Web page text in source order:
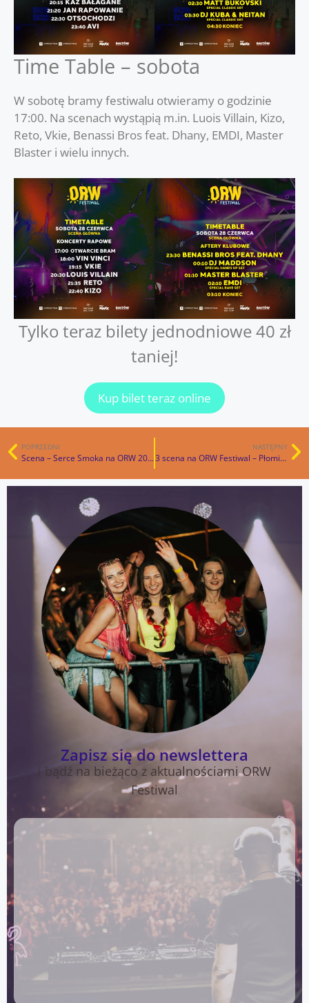
Time Table – sobota
W sobotę bramy festiwalu otwieramy o godzinie
17:00. Na scenach wystąpią m.in. Luois Villain, Kizo,
Reto, Vkie, Benassi Bros feat. Dhany, EMDI, Master
Blaster i wielu innych.
Tylko teraz bilety jednodniowe 40 zł
taniej!
Kup bilet teraz online
POPRZEDNI
Scena – Serce Smoka na ORW 2025
NASTĘPNY
3 scena na ORW Festiwal – Płomienne Zorze
Zapisz się do newslettera
i bądź na bieżąco z aktualnościami ORW
Festiwal